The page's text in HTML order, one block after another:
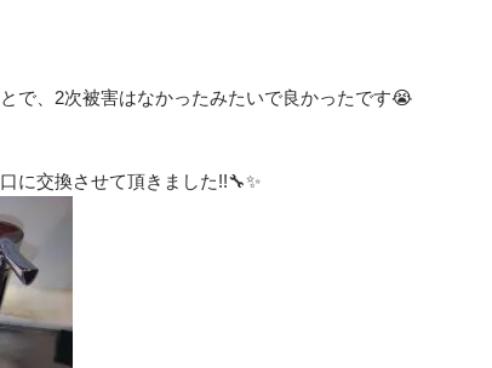
で、2次被害はなかったみたいで良かったです😭
に交換させて頂きました!!🔧✨